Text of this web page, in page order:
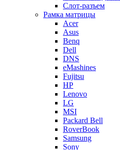
Слот-разъем
Рамка матрицы
Acer
Asus
Benq
Dell
DNS
eMashines
Fujitsu
HP
Lenovo
LG
MSI
Packard Bell
RoverBook
Samsung
Sony